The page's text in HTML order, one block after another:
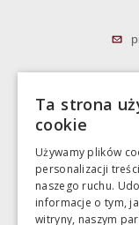
Ta strona
cookie
Używamy plików
personalizacji
naszego ruchu.
informacje o tym,
witryny, naszym